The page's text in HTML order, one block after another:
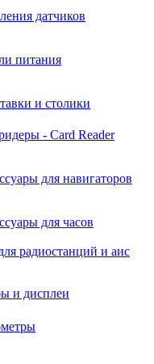
датчиков
питания
и столики
- Card Reader
для навигаторов
для часов
радиостанций и аис
и дисплеи